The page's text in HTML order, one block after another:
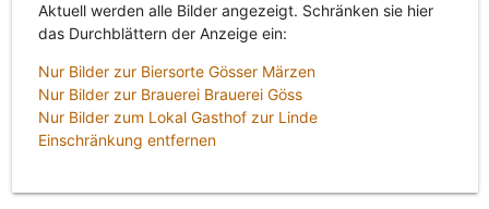
Aktuell werden alle Bilder angezeigt. Schränken sie hier
das Durchblättern der Anzeige ein:
Nur Bilder zur Biersorte Gösser Märzen
Nur Bilder zur Brauerei Brauerei Göss
Nur Bilder zum Lokal Gasthof zur Linde
Einschränkung entfernen